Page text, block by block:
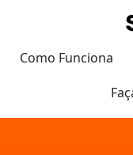
Como Funciona